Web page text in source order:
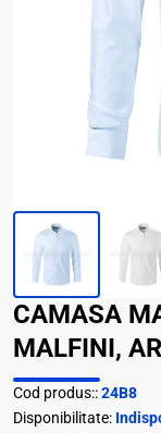
CAMASA
MALFINI,
Cod produs::24B8
Disponibilitate: